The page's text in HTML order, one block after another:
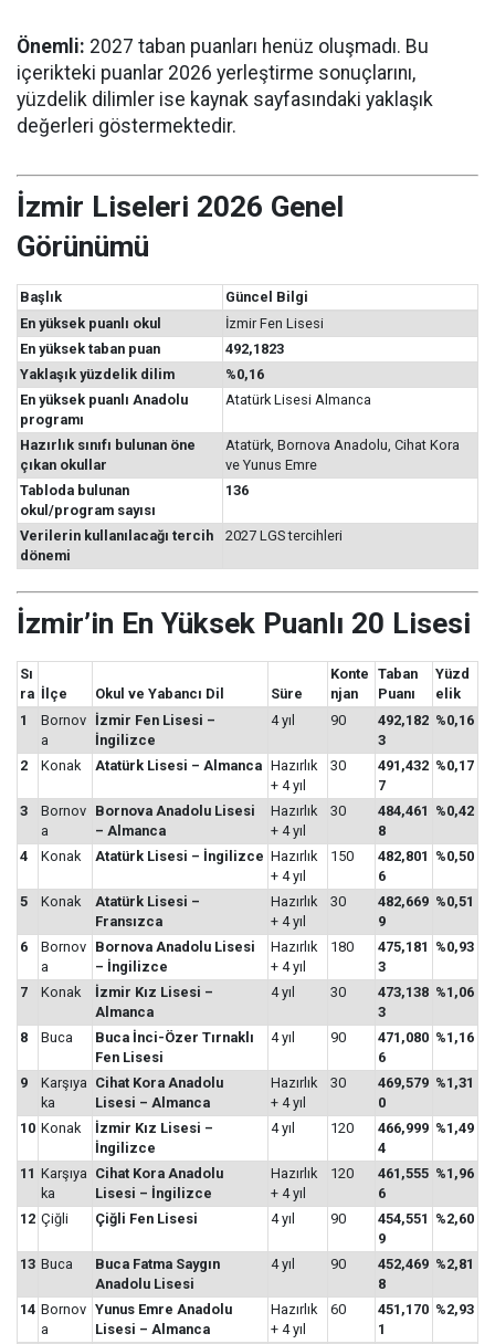
Önemli: 2027 taban puanları henüz oluşmadı. Bu
içerikteki puanlar 2026 yerleştirme sonuçlarını,
yüzdelik dilimler ise kaynak sayfasındaki yaklaşık
değerleri göstermektedir.
İzmir Liseleri 2026 Genel
Görünümü
Başlık
Güncel Bilgi
En yüksek puanlı okul
İzmir Fen Lisesi
En yüksek taban puan
492,1823
Yaklaşık yüzdelik dilim
%0,16
En yüksek puanlı Anadolu
programı
Atatürk Lisesi Almanca
Hazırlık sınıfı bulunan öne
çıkan okullar
Atatürk, Bornova Anadolu, Cihat Kora
ve Yunus Emre
Tabloda bulunan
okul/program sayısı
136
Verilerin kullanılacağı tercih
dönemi
2027 LGS tercihleri
İzmir’in En Yüksek Puanlı 20 Lisesi
Sı
ra İlçe Okul ve Yabancı Dil Süre
Konte
njan
Taban
Puanı
Yüzd
elik
1
Bornov
a
İzmir Fen Lisesi –
İngilizce
4 yıl 90
492,182
3
%0,16
2 Konak Atatürk Lisesi – Almanca Hazırlık
+ 4 yıl
30
491,432
7
%0,17
3
Bornov
a
Bornova Anadolu Lisesi
– Almanca
Hazırlık
+ 4 yıl
30
484,461
8
%0,42
4 Konak Atatürk Lisesi – İngilizce Hazırlık
+ 4 yıl
150
482,801
6
%0,50
5 Konak
Atatürk Lisesi –
Fransızca
Hazırlık
+ 4 yıl
30
482,669
9
%0,51
6
Bornov
a
Bornova Anadolu Lisesi
– İngilizce
Hazırlık
+ 4 yıl
180
475,181
3
%0,93
7 Konak
İzmir Kız Lisesi –
Almanca
4 yıl 30
473,138
3
%1,06
8 Buca
Buca İnci-Özer Tırnaklı
Fen Lisesi
4 yıl 90
471,080
6
%1,16
9
Karşıya
ka
Cihat Kora Anadolu
Lisesi – Almanca
Hazırlık
+ 4 yıl
30
469,579
0
%1,31
10 Konak
İzmir Kız Lisesi –
İngilizce
4 yıl 120
466,999
4
%1,49
11 Karşıya
ka
Cihat Kora Anadolu
Lisesi – İngilizce
Hazırlık
+ 4 yıl
120
461,555
6
%1,96
12 Çiğli Çiğli Fen Lisesi 4 yıl 90
454,551
9
%2,60
13 Buca
Buca Fatma Saygın
Anadolu Lisesi
4 yıl 90
452,469
8
%2,81
14 Bornov
a
Yunus Emre Anadolu
Lisesi – Almanca
Hazırlık
+ 4 yıl
60
451,170
1
%2,93